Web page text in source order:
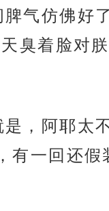
气仿佛好
臭着脸对
，阿耶太
有一回还